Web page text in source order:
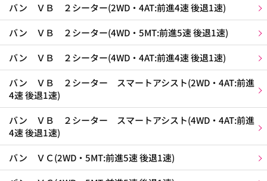
バン ＶＢ ２シーター(2WD・4AT:前進4速 後退1速)
バン ＶＢ ２シーター(4WD・5MT:前進5速 後退1速)
バン ＶＢ ２シーター(4WD・4AT:前進4速 後退1速)
バン ＶＢ ２シーター スマートアシスト(2WD・4AT:前進
4速 後退1速)
バン ＶＢ ２シーター スマートアシスト(4WD・4AT:前進
4速 後退1速)
バン ＶＣ(2WD・5MT:前進5速 後退1速)